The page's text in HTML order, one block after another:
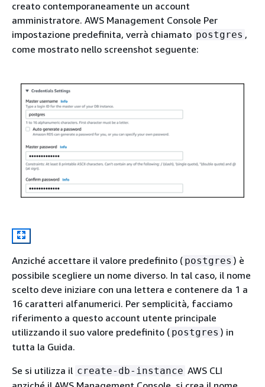
creato contemporaneamente un account
amministratore. AWS Management Console Per
impostazione predefinita, verrà chiamato postgres ,
come mostrato nello screenshot seguente:
Anziché accettare il valore predefinito ( postgres ) è
possibile scegliere un nome diverso. In tal caso, il nome
scelto deve iniziare con una lettera e contenere da 1 a
16 caratteri alfanumerici. Per semplicità, facciamo
riferimento a questo account utente principale
utilizzando il suo valore predefinito ( postgres ) in
tutta la Guida.
Se si utilizza il create-db-instance AWS CLI